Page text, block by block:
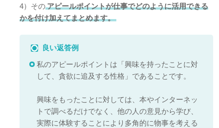
4）そのアピールポイントが仕事でどのように活用できる
かを付け加えてまとめます。
良い返答例
私のアピールポイントは「興味を持ったことに対
して、貪欲に追及する性格」であることです。
興味をもったことに対しては、本やインターネッ
トで調べるだけでなく、他の人の意見から学び、
実際に体験することにより多角的に物事を考える